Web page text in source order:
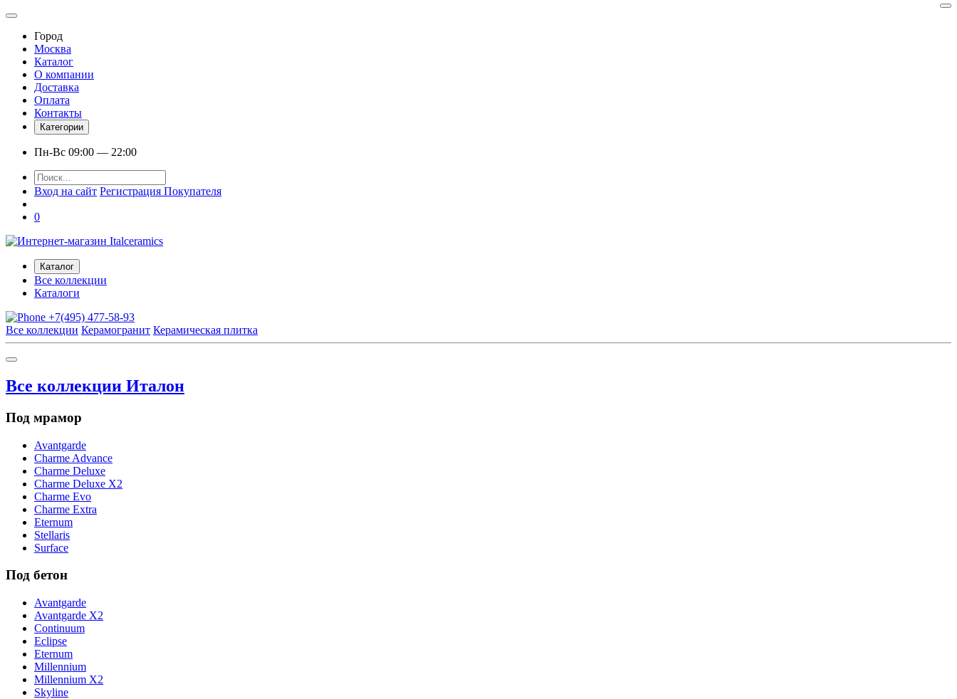
Город
Москва
Каталог
О компании
Доставка
Оплата
Контакты
Категории
Пн-Вс 09:00 — 22:00
Вход на сайт Регистрация Покупателя
0
Каталог
Все коллекции
Каталоги
+7(495) 477-58-93
Все коллекции Керамогранит Керамическая плитка
Все коллекции Италон
Под мрамор
Avantgarde
Charme Advance
Charme Deluxe
Charme Deluxe X2
Charme Evo
Charme Extra
Eternum
Stellaris
Surface
Под бетон
Avantgarde
Avantgarde X2
Continuum
Eclipse
Eternum
Millennium
Millennium X2
Skyline